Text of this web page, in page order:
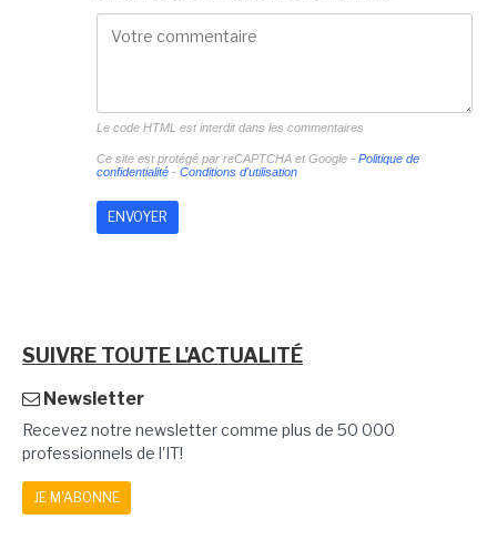
Le code HTML est interdit dans les commentaires
Ce site est protégé par reCAPTCHA et Google - Politique de
confidentialité- Conditions d'utilisation
SUIVRE TOUTE L'ACTUALITÉ
Newsletter
Recevez notre newsletter comme plus de 50 000
professionnels de l'IT!
JE M'ABONNE